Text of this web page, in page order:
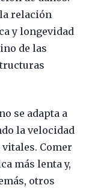
relación
y longevidad
de las
se adapta a
la velocidad
Comer
más lenta y,
otros